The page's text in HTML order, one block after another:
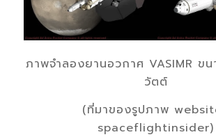
ภาพจำลองยานอวกาศ VASIMR ข
วัตต์
(ที่มาของรูปภาพ
spaceflightinsider)